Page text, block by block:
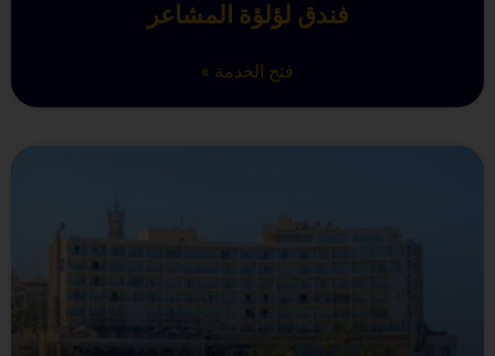
فندق لؤلؤة المشاعر
فتح الخدمة »